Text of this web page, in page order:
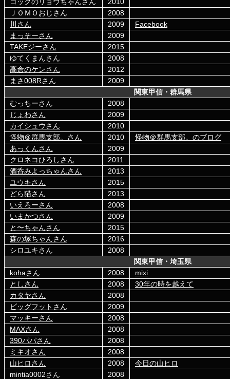
ＪＯＭＯおじさん
2008
川さん
2009
Facebook
まっそーさん
2009
TAKEジーさん
2015
ゆてくまんさん
2008
高倉のケンさん
2012
まさ008Rさん
2009
関東甲信・群馬県
むっちーさん
2008
じょわさん
2009
カイシュウさん
2010
怪物＠群馬支部。さん
2010
怪物＠群馬支部。のブログ
あっくんさん
2009
クロネコひろしさん
2011
酒呑みよっちゃんさん
2013
ユウキさん
2015
どら猫さん
2013
いえろーさん
2008
いまかつさん
2009
と〜ちゃんさん
2015
森の塚ちゃんさん
2016
シロユキさん
2008
関東甲信・埼玉県
kohaさん
2008
mixi
としさん
2008
30年の時を越えて
カタヤさん
2008
ビッグフットさん
2009
マッキーさん
2008
MAXさん
2008
390パパさん
2008
ミキオさん
2008
山ヒロさん
2008
今日の山ヒロ
mintia0002さん
2008